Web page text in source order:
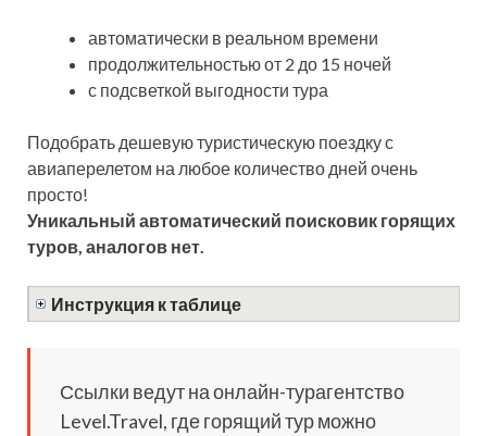
автоматически в реальном времени
продолжительностью от 2 до 15 ночей
с подсветкой выгодности тура
Подобрать дешевую туристическую поездку с
авиаперелетом на любое количество дней очень
просто!
Уникальный автоматический поисковик горящих
туров, аналогов нет.
Инструкция к таблице
Ссылки ведут на онлайн-турагентство
Level.Travel, где горящий тур можно